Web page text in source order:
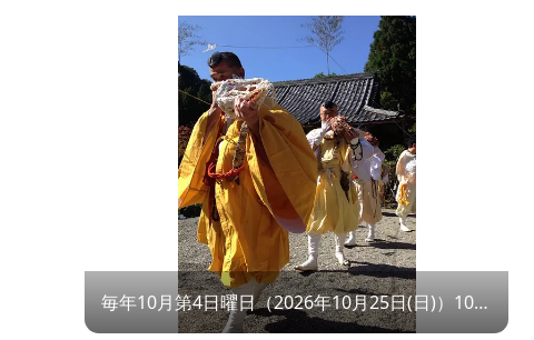
毎年10月第4日曜日（2026年10月25日(日)）10：
00～